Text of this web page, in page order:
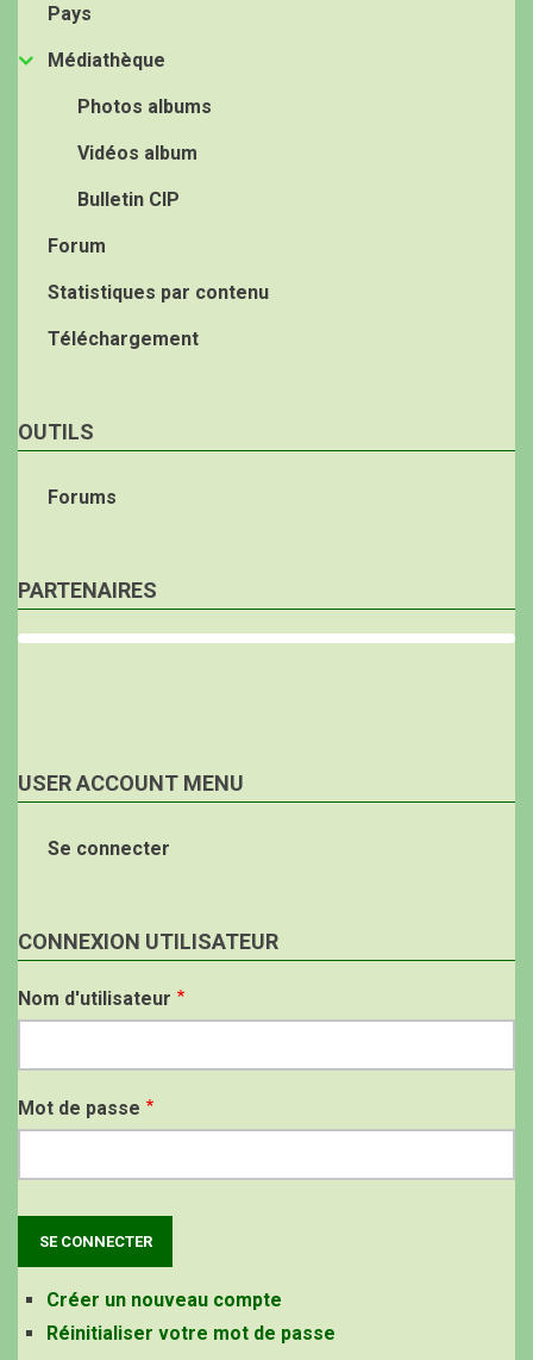
Pays
Médiathèque
Photos albums
Vidéos album
Bulletin CIP
Forum
Statistiques par contenu
Téléchargement
OUTILS
Forums
PARTENAIRES
USER ACCOUNT MENU
Se connecter
CONNEXION UTILISATEUR
Nom d'utilisateur
Mot de passe
Créer un nouveau compte
Réinitialiser votre mot de passe